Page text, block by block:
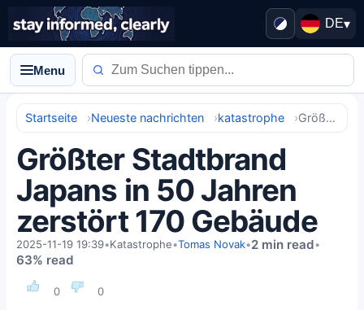
DE▾
Menu
Startseite Neueste nachrichten katastrophe Größter Stadtbrand Japans in 50 Jahren zerstört 170 Gebäude
Größter Stadtbrand
Japans in 50 Jahren
zerstört 170 Gebäude
0 0
2025-11-19 19:39•Katastrophe•Tomas Novak•2 min read•
63% read